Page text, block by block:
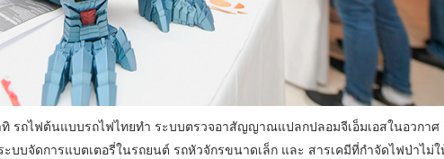
รถไฟต้นแบบรถไฟไทยทำ ระบบตรวจอาสัญญาณแปลกปลอมจีเอ็มเอสในอวกาศ
บบจัดการแบตเตอรี่ในรถยนต์ รถหัวจักรขนาดเล็ก และ สารเคมีที่กำจัดไฟป่าไม่ใ